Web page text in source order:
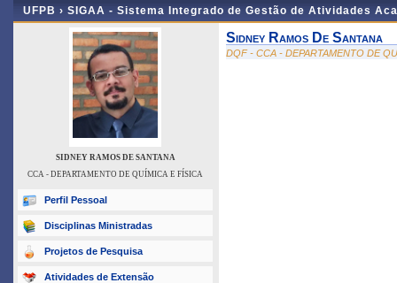
UFPB › SIGAA - Sistema Integrado de Gestão de Atividades
SIDNEY RAMOS DE SANTANA
CCA - DEPARTAMENTO DE QUÍMICA E FÍSICA
Perfil Pessoal
Disciplinas Ministradas
Projetos de Pesquisa
Atividades de Extensão
Sidney Ramos De Santana
DQF - CCA - DEPARTAMENTO DE